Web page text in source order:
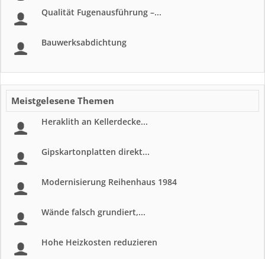
Qualität Fugenausführung –...
Bauwerksabdichtung
Meistgelesene Themen
Heraklith an Kellerdecke...
Gipskartonplatten direkt...
Modernisierung Reihenhaus 1984
Wände falsch grundiert,...
Hohe Heizkosten reduzieren